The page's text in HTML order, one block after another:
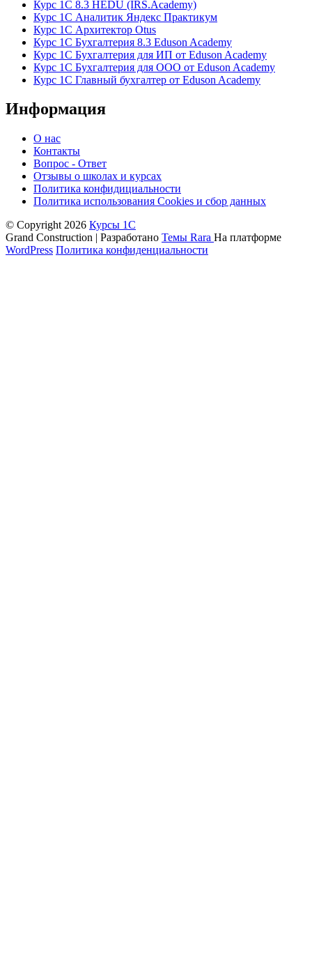
Курс 1С 8.3 HEDU (IRS.Academy)
Курс 1С Аналитик Яндекс Практикум
Курс 1С Архитектор Otus
Курс 1С Бухгалтерия 8.3 Eduson Academy
Курс 1С Бухгалтерия для ИП от Eduson Academy
Курс 1С Бухгалтерия для ООО от Eduson Academy
Курс 1С Главный бухгалтер от Eduson Academy
Информация
О нас
Контакты
Вопрос - Ответ
Отзывы о школах и курсах
Политика конфидициальности
Политика использования Cookies и сбор данных
© Copyright 2026 Курсы 1С
Grand Construction | Разработано Темы Rara На платформе
WordPress Политика конфиденциальности